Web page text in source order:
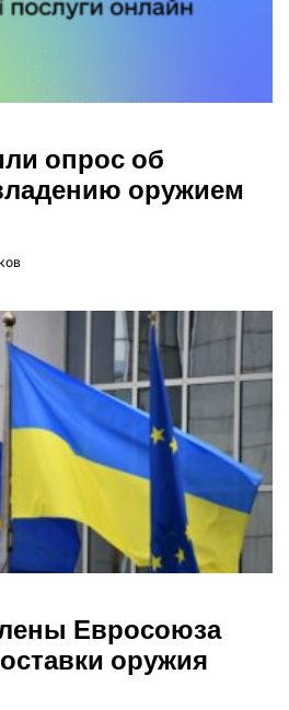
опрос об
оружием
Евросоюза
оружия